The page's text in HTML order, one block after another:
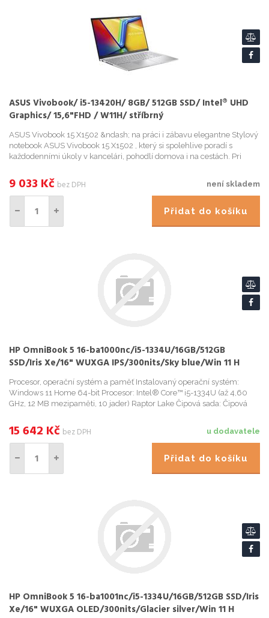
ASUS Vivobook/ i5-13420H/ 8GB/ 512GB SSD/ Intel® UHD
Graphics/ 15,6"FHD / W11H/ stříbrný
ASUS Vivobook 15 X1502 &ndash; na práci i zábavu elegantne Stylový
notebook ASUS Vivobook 15 X1502 , který si spolehlive poradí s
každodenními úkoly v kancelári, pohodlí domova i na cestách. Pri
není skladem
9 033 Kč bez DPH
Přidat do košíku
HP OmniBook 5 16-ba1000nc/i5-1334U/16GB/512GB
SSD/Iris Xe/16" WUXGA IPS/300nits/Sky blue/Win 11 H
Procesor, operační systém a paměť Instalovaný operační systém:
Windows 11 Home 64-bit Procesor: Intel® Core™ i5-1334U (až 4,60
GHz, 12 MB mezipaměti, 10 jader) Raptor Lake Čipová sada: Čipová
u dodavatele
15 642 Kč bez DPH
Přidat do košíku
HP OmniBook 5 16-ba1001nc/i5-1334U/16GB/512GB SSD/Iris
Xe/16" WUXGA OLED/300nits/Glacier silver/Win 11 H